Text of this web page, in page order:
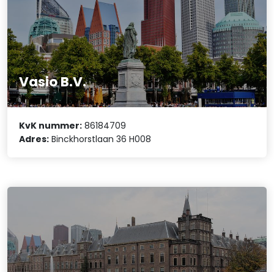
Vasio B.V.
KvK nummer: 86184709
Adres: Binckhorstlaan 36 H008